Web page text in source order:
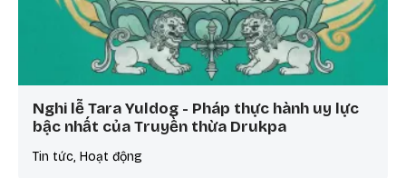
Nghi lễ Tara Yuldog - Pháp thực hành uy lực
bậc nhất của Truyền thừa Drukpa
Tin tức, Hoạt động